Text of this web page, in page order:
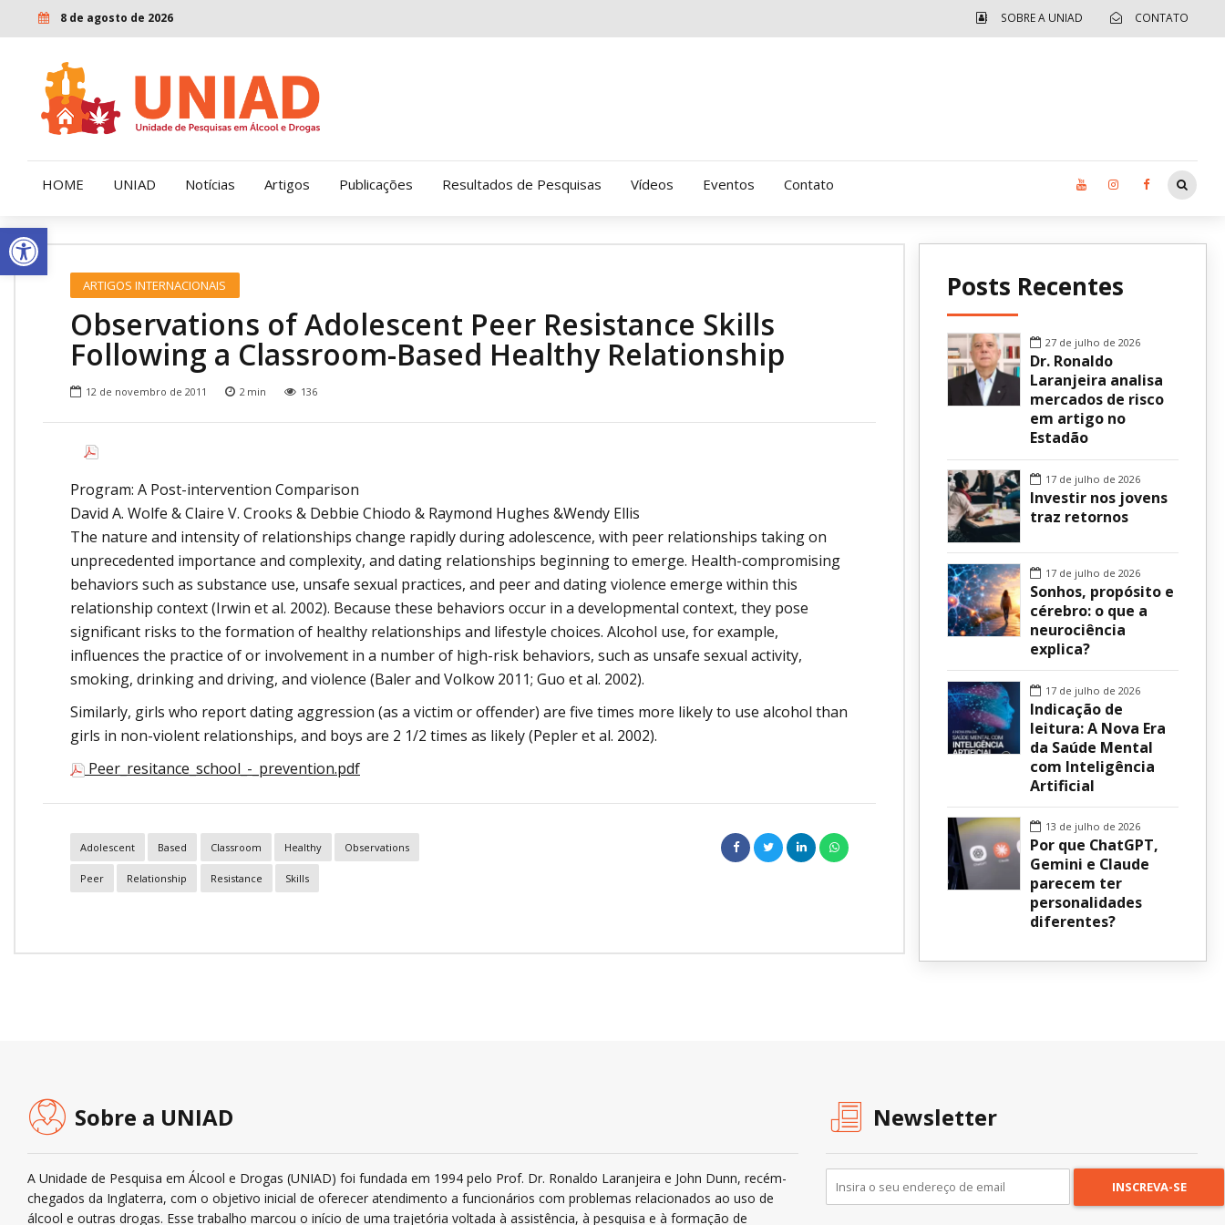
Open toolbar
8 de agosto de 2026 SOBRE A UNIAD CONTATO
HOME UNIAD
Nossa História
Nossa Missão e Valores
Onde Procurar Ajuda?
Griffith Edwards
Amor-Exigente Independência Jovem – FOLIA
Revista UNIAD
Notícias Artigos Publicações Resultados de Pesquisas Vídeos Eventos Contato
ARTIGOS INTERNACIONAIS
Observations of Adolescent Peer Resistance Skills
Following a Classroom-Based Healthy Relationship
12 de novembro de 2011 2 min 136
Program: A Post-intervention Comparison
David A. Wolfe & Claire V. Crooks & Debbie Chiodo & Raymond Hughes &Wendy Ellis
The nature and intensity of relationships change rapidly during adolescence, with peer relationships taking on
unprecedented importance and complexity, and dating relationships beginning to emerge. Health-compromising
behaviors such as substance use, unsafe sexual practices, and peer and dating violence emerge within this
relationship context (Irwin et al. 2002). Because these behaviors occur in a developmental context, they pose
significant risks to the formation of healthy relationships and lifestyle choices. Alcohol use, for example,
influences the practice of or involvement in a number of high-risk behaviors, such as unsafe sexual activity,
smoking, drinking and driving, and violence (Baler and Volkow 2011; Guo et al. 2002).
Similarly, girls who report dating aggression (as a victim or offender) are five times more likely to use alcohol than
girls in non-violent relationships, and boys are 2 1/2 times as likely (Pepler et al. 2002).
Peer_resitance_school_-_prevention.pdf
Adolescent Based Classroom Healthy Observations
Peer Relationship Resistance Skills
Posts Recentes
27 de julho de 2026
Dr. Ronaldo
Laranjeira analisa
mercados de risco
em artigo no
Estadão
17 de julho de 2026
Investir nos jovens
traz retornos
17 de julho de 2026
Sonhos, propósito e
cérebro: o que a
neurociência
explica?
17 de julho de 2026
Indicação de
leitura: A Nova Era
da Saúde Mental
com Inteligência
Artificial
13 de julho de 2026
Por que ChatGPT,
Gemini e Claude
parecem ter
personalidades
diferentes?
Sobre a UNIAD
A Unidade de Pesquisa em Álcool e Drogas (UNIAD) foi fundada em 1994 pelo Prof. Dr. Ronaldo Laranjeira e John Dunn, recém-
chegados da Inglaterra, com o objetivo inicial de oferecer atendimento a funcionários com problemas relacionados ao uso de
álcool e outras drogas. Esse trabalho marcou o início de uma trajetória voltada à assistência, à pesquisa e à formação de
Newsletter